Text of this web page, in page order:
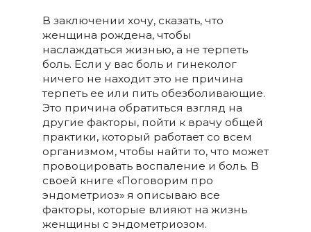
В заключении хочу, сказать, что
женщина рождена, чтобы
наслаждаться жизнью, а не терпеть
боль. Если у вас боль и гинеколог
ничего не находит это не причина
терпеть ее или пить обезболивающие.
Это причина обратиться взгляд на
другие факторы, пойти к врачу общей
практики, который работает со всем
организмом, чтобы найти то, что может
провоцировать воспаление и боль. В
своей книге «Поговорим про
эндометриоз» я описываю все
факторы, которые влияют на жизнь
женщины с эндометриозом.